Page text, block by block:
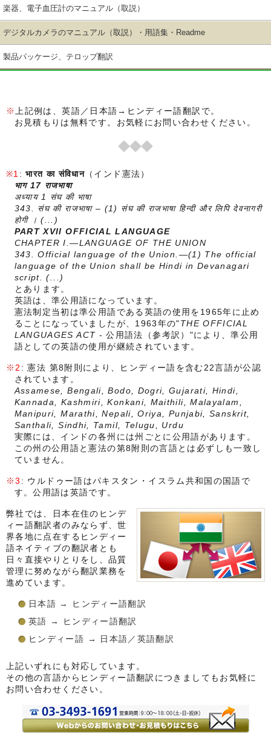
楽器、電子血圧計のマニュアル（取説）
デジタルカメラのマニュアル（取説）・用語集・Readme
製品パッケージ、テロップ翻訳
上記例は、英語／日本語→ヒンディー語翻訳で。
お見積もりは無料です。お気軽にお問い合わせください。
1 : भारत का संविधान （インド憲法）
भाग 17 राजभाषा
अध्याय 1 संघ की भाषा
343. संघ की राजभाषा – (1) संघ की राजभाषा हिन्दी और लिपि देवनागरी
होगी । (...)
PART XVII OFFICIAL LANGUAGE
CHAPTER I.—LANGUAGE OF THE UNION
343. Official language of the Union.—(1) The official
language of the Union shall be Hindi in Devanagari
script. (...)
とあります。
英語は、準公用語になっています。
憲法制定当初は準公用語である英語の使用を1965年に止め
ることになっていましたが、1963年の" THE OFFICIAL
LANGUAGES ACT - 公用語法（参考訳）"により、準公用
語としての英語の使用が継続されています。
2 : 憲法 第8附則により、ヒンディー語を含む22言語が公認
されています。
Assamese, Bengali, Bodo, Dogri, Gujarati, Hindi,
Kannada, Kashmiri, Konkani, Maithili, Malayalam,
Manipuri, Marathi, Nepali, Oriya, Punjabi, Sanskrit,
Santhali, Sindhi, Tamil, Telugu, Urdu
実際には、インドの各州には州ごとに公用語があります。
この州の公用語と憲法の第8附則の言語とは必ずしも一致し
ていません。
3 : ウルドゥー語はパキスタン・イスラム共和国の国語で
す。公用語は英語です。
弊社では、日本在住のヒンデ
ィー語翻訳者のみならず、世
界各地に点在するヒンディー
語ネイティブの翻訳者とも
日々直接やりとりをし、品質
管理に努めながら翻訳業務を
進めています。
日本語 → ヒンディー語翻訳
英語 → ヒンディー語翻訳
ヒンディー語 → 日本語／英語翻訳
上記いずれにも対応しています。
その他の言語からヒンディー語翻訳につきましてもお気軽に
お問い合わせください。